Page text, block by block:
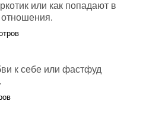
или как попадают в
к себе или фастфуд